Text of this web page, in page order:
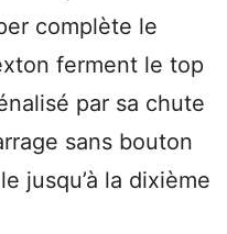
complète le
ferment le top
par sa chute
sans bouton
jusqu’à la dixième